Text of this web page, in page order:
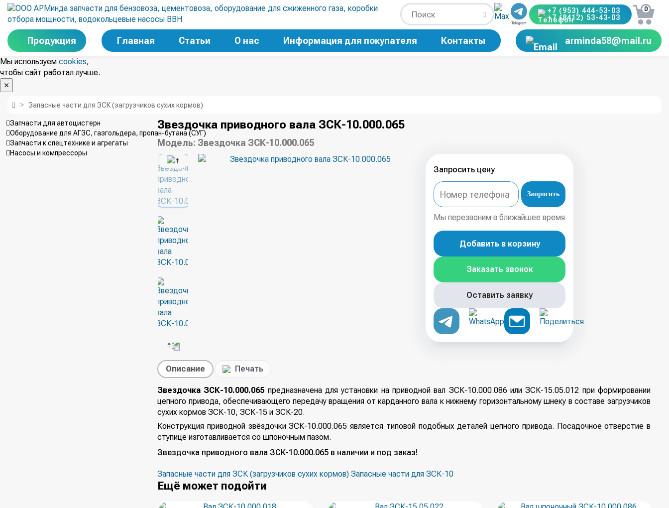
+7 (953) 444-53-03
+7 (8412) 53-43-03
0
Продукция Главная Статьи О нас Информация для покупателя Контакты arminda58@mail.ru
Мы используем cookies,
чтобы сайт работал лучше.
Запасные части для ЗСК (загрузчиков сухих кормов)
Запчасти для автоцистерн
Оборудование для АГЗС, газгольдера, пропан-бутана (СУГ)
Запчасти к спецтехнике и агрегаты
Насосы и компрессоры
Звездочка приводного вала ЗСК-10.000.065
Модель: Звездочка ЗСК-10.000.065
Запросить цену
Запросить
Мы перезвоним в ближайшее время
Добавить в корзину
Заказать звонок
Оставить заявку
Описание Печать
Звездочка ЗСК-10.000.065 предназначена для установки на приводной вал ЗСК-10.000.086 или ЗСК-15.05.012 при формировании
цепного привода, обеспечивающего передачу вращения от карданного вала к нижнему горизонтальному шнеку в составе загрузчиков
сухих кормов ЗСК-10, ЗСК-15 и ЗСК-20.
Конструкция приводной звёздочки ЗСК-10.000.065 является типовой подобных деталей цепного привода. Посадочное отверстие в
ступице изготавливается со шпоночным пазом.
Звездочка приводного вала ЗСК-10.000.065 в наличии и под заказ!
Запасные части для ЗСК (загрузчиков сухих кормов) Запасные части для ЗСК-10
Ещё может подойти